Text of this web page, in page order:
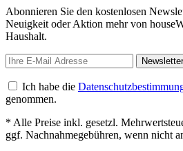
Abonnieren Sie den kostenlosen
Neuigkeit oder Aktion mehr von
Haushalt.
Ich habe die
genommen.
* Alle Preise inkl. gesetzl.
ggf. Nachnahmegebühren, wenn nicht